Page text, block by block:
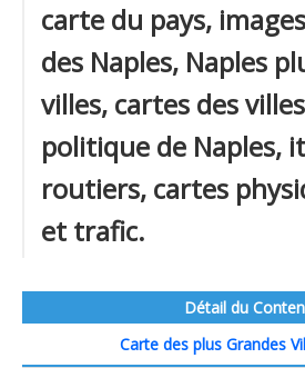
carte du pays,
des Naples, Naples
villes, cartes des
politique de Naples,
routiers, cartes
et trafic.
Détail du
Carte des plus Grandes